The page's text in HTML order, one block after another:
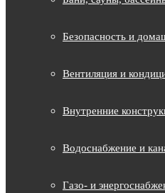
Безопасность и
Вентиляция и
Внутренние
Водоснабжение и
Газо- и